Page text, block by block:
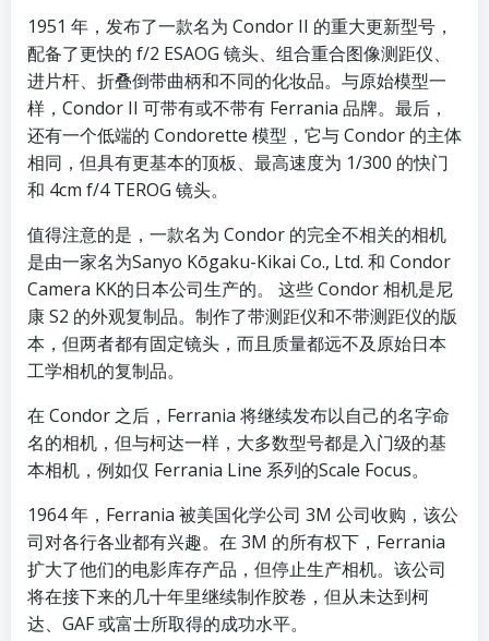
1951 年，发布了一款名为 Condor II 的重大更新型号，
配备了更快的 f/2 ESAOG 镜头、组合重合图像测距仪、
进片杆、折叠倒带曲柄和不同的化妆品。与原始模型一
样，Condor II 可带有或不带有 Ferrania 品牌。最后，
还有一个低端的 Condorette 模型，它与 Condor 的主体
相同，但具有更基本的顶板、最高速度为 1/300 的快门
和 4cm f/4 TEROG 镜头。
值得注意的是，一款名为 Condor 的完全不相关的相机
是由一家名为Sanyo Kōgaku-Kikai Co., Ltd. 和 Condor
Camera KK的日本公司生产的。 这些 Condor 相机是尼
康 S2 的外观复制品。制作了带测距仪和不带测距仪的版
本，但两者都有固定镜头，而且质量都远不及原始日本
工学相机的复制品。
在 Condor 之后，Ferrania 将继续发布以自己的名字命
名的相机，但与柯达一样，大多数型号都是入门级的基
本相机，例如仅 Ferrania Line 系列的Scale Focus。
1964 年，Ferrania 被美国化学公司 3M 公司收购，该公
司对各行各业都有兴趣。在 3M 的所有权下，Ferrania
扩大了他们的电影库存产品，但停止生产相机。该公司
将在接下来的几十年里继续制作胶卷，但从未达到柯
达、GAF 或富士所取得的成功水平。